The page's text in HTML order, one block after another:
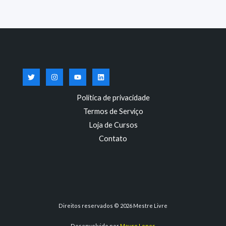
Política de privacidade
Termos de Serviço
Loja de Cursos
Contato
Direitos reservados © 2026 Mestre Livre